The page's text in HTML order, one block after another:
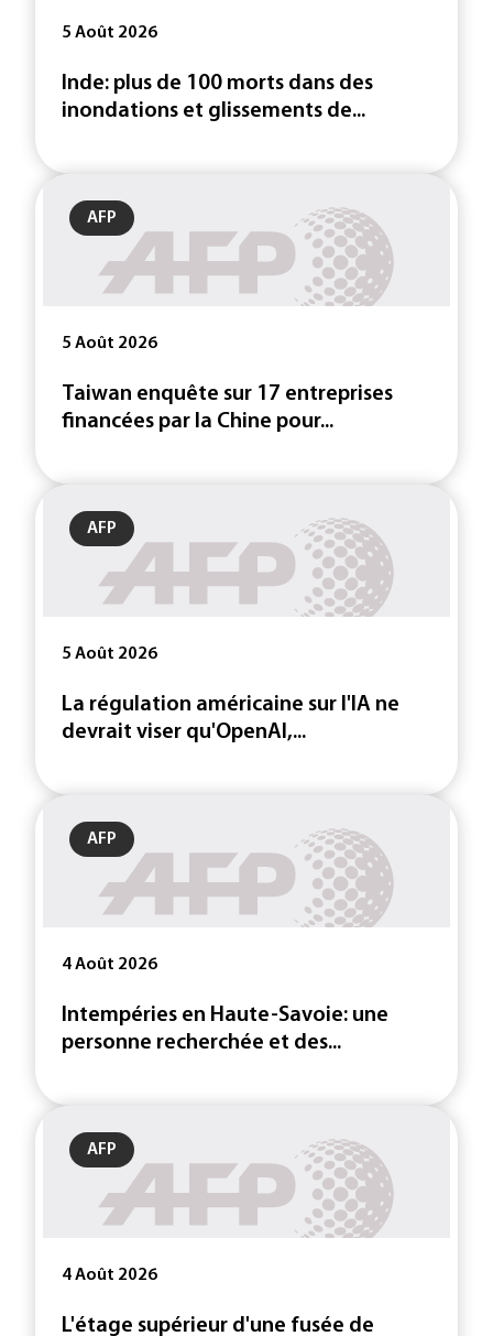
5 Août 2026
Inde: plus de 100 morts dans des
inondations et glissements de...
AFP
5 Août 2026
Taiwan enquête sur 17 entreprises
financées par la Chine pour...
AFP
5 Août 2026
La régulation américaine sur l'IA ne
devrait viser qu'OpenAI,...
AFP
4 Août 2026
Intempéries en Haute-Savoie: une
personne recherchée et des...
AFP
4 Août 2026
L'étage supérieur d'une fusée de